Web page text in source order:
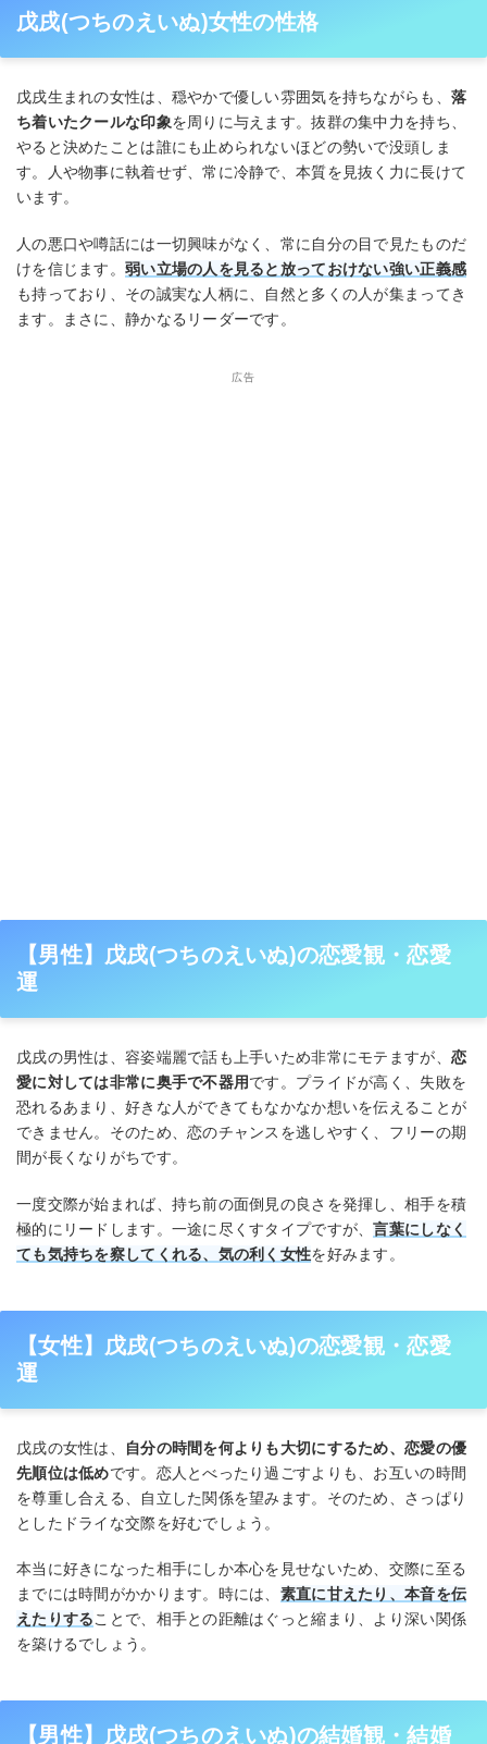
戊戌(つちのえいぬ)女性の性格
戊戌生まれの女性は、穏やかで優しい雰囲気を持ちながらも、 落
ち着いたクールな印象を周りに与えます。抜群の集中力を持ち、
やると決めたことは誰にも止められないほどの勢いで没頭しま
す。人や物事に執着せず、常に冷静で、本質を見抜く力に長けて
います。
人の悪口や噂話には一切興味がなく、常に自分の目で見たものだ
けを信じます。 弱い立場の人を見ると放っておけない強い正義感
も持っており、その誠実な人柄に、自然と多くの人が集まってき
ます。まさに、静かなるリーダーです。
広告
【男性】戊戌(つちのえいぬ)の恋愛観・恋愛
運
戊戌の男性は、容姿端麗で話も上手いため非常にモテますが、 恋
愛に対しては非常に奥手で不器用です。プライドが高く、失敗を
恐れるあまり、好きな人ができてもなかなか想いを伝えることが
できません。そのため、恋のチャンスを逃しやすく、フリーの期
間が長くなりがちです。
一度交際が始まれば、持ち前の面倒見の良さを発揮し、相手を積
極的にリードします。一途に尽くすタイプですが、言葉にしなく
ても気持ちを察してくれる、気の利く女性を好みます。
【女性】戊戌(つちのえいぬ)の恋愛観・恋愛
運
戊戌の女性は、
自分の時間を何よりも大切にするため、恋愛の優
先順位は低めです。恋人とべったり過ごすよりも、お互いの時間
を尊重し合える、自立した関係を望みます。そのため、さっぱり
としたドライな交際を好むでしょう。
本当に好きになった相手にしか本心を見せないため、交際に至る
までには時間がかかります。時には、 素直に甘えたり、本音を伝
えたりすることで、相手との距離はぐっと縮まり、より深い関係
を築けるでしょう。
【男性】戊戌(つちのえいぬ)の結婚観・結婚